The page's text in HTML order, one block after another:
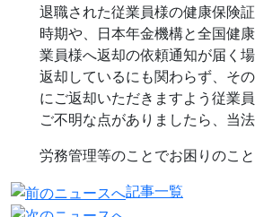
退職された従業員様の健康保険
時期や、日本年金機構と全国健
業員様へ返却の依頼通知が届く場
返却しているにも関わらず、そ
にご返却いただきますよう従業
ご不明な点がありましたら、当
労務管理等のことでお困りのこ
記事一覧